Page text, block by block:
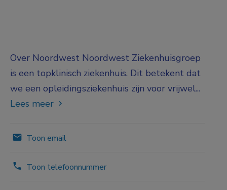
Over Noordwest Noordwest Ziekenhuisgroep
is een topklinisch ziekenhuis. Dit betekent dat
we een opleidingsziekenhuis zijn voor vrijwel...
Lees meer
Toon email
Toon telefoonnummer